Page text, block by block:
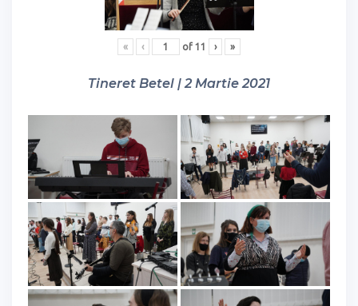
« ‹ of 11 › »
Tineret Betel | 2 Martie 2021